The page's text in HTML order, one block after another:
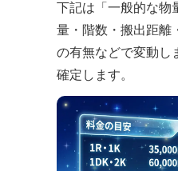
下記は「一般的な物
量・階数・搬出距離
の有無などで変動し
確定します。